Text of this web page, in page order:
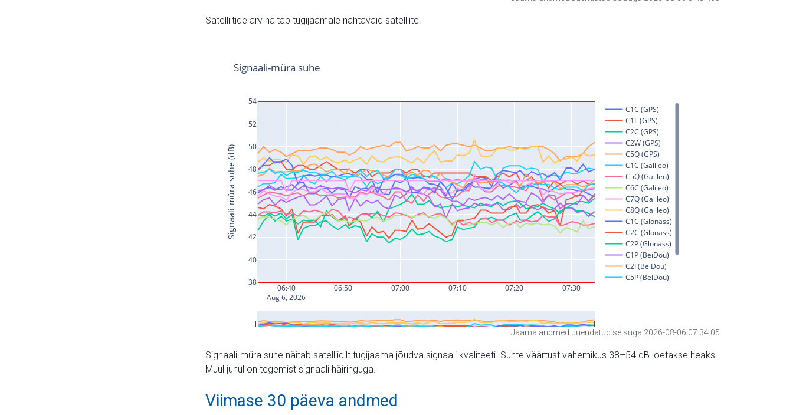
Satelliitide arv näitab tugijaamale nähtavaid satelliite.
Jaama andmed uuendatud seisuga 2026-08-06 07:34:05
Signaali-müra suhe näitab satelliidilt tugijaama jõudva signaali kvaliteeti. Suhte väärtust vahemikus 38–54 dB loetakse heaks.
Muul juhul on tegemist signaali häiringuga.
Viimase 30 päeva andmed